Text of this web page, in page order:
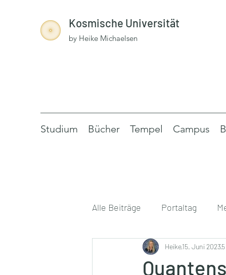
Kosmische Universität
by Heike Michaelsen
Studium Bücher Tempel Campus
Alle Beiträge Portaltag
Ernährung Heike15. Juni 2023